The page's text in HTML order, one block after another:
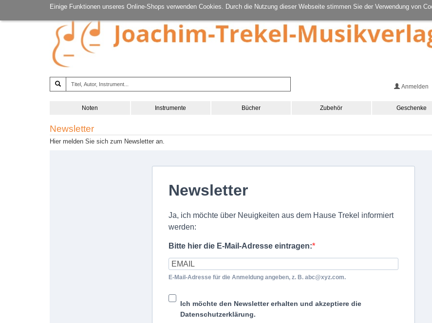
Einige Funktionen unseres Online-Shops verwenden Cookies. Durch die Nutzung dieser Webseite stimmen Sie der Verwendung von
Anmelden
Noten Instrumente Bücher Zubehör Geschenke
Newsletter
Hier melden Sie sich zum Newsletter an.
Newsletter
Ja, ich möchte über Neuigkeiten aus dem Hause Trekel informiert
werden:
Bitte hier die E-Mail-Adresse eintragen:
E-Mail-Adresse für die Anmeldung angeben, z. B. abc@xyz.com.
Ich möchte den Newsletter erhalten und akzeptiere die
Datenschutzerklärung.